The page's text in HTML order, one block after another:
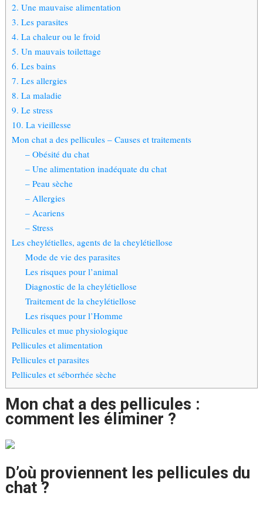
2. Une mauvaise alimentation
3. Les parasites
4. La chaleur ou le froid
5. Un mauvais toilettage
6. Les bains
7. Les allergies
8. La maladie
9. Le stress
10. La vieillesse
Mon chat a des pellicules – Causes et traitements
– Obésité du chat
– Une alimentation inadéquate du chat
– Peau sèche
– Allergies
– Acariens
– Stress
Les cheylétielles, agents de la cheylétiellose
Mode de vie des parasites
Les risques pour l’animal
Diagnostic de la cheylétiellose
Traitement de la cheylétiellose
Les risques pour l’Homme
Pellicules et mue physiologique
Pellicules et alimentation
Pellicules et parasites
Pellicules et séborrhée sèche
Mon chat a des pellicules :
comment les éliminer ?
D’où proviennent les pellicules du
chat ?